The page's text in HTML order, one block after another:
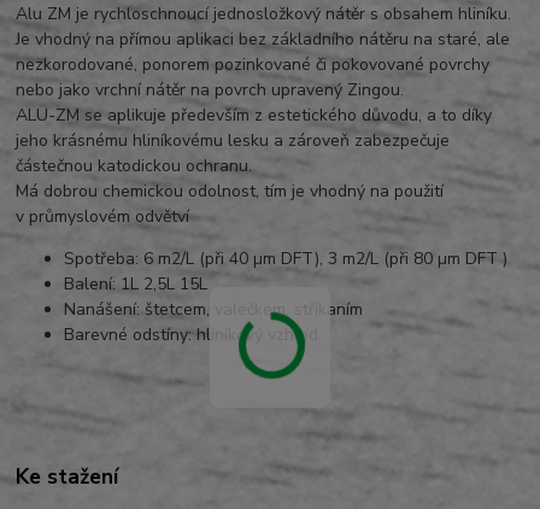
Alu ZM je rychloschnoucí jednosložkový nátěr s obsahem hliníku.
Je vhodný na přímou aplikaci bez základního nátěru na staré, ale
nezkorodované, ponorem pozinkované či pokovované povrchy
nebo jako vrchní nátěr na povrch upravený Zingou.
ALU-ZM se aplikuje především z estetického důvodu, a to díky
jeho krásnému hliníkovému lesku a zároveň zabezpečuje
částečnou katodickou ochranu.
Má dobrou chemickou odolnost, tím je vhodný na použití
v průmyslovém odvětví
Spotřeba: 6 m2/L (při 40 µm DFT), 3 m2/L (při 80 µm DFT )
Balení: 1L 2,5L 15L
Nanášení: štetcem, valečkem, stříkaním
Barevné odstíny: hliníkový vzhled
Ke stažení